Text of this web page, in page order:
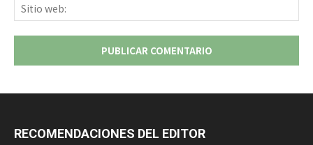
RECOMENDACIONES DEL EDITOR